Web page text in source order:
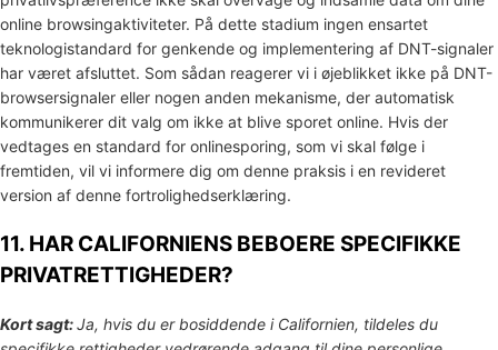
online browsingaktiviteter. På dette stadium ingen ensartet
teknologistandard for genkende og implementering af DNT-signaler
har været afsluttet. Som sådan reagerer vi i øjeblikket ikke på DNT-
browsersignaler eller nogen anden mekanisme, der automatisk
kommunikerer dit valg om ikke at blive sporet online. Hvis der
vedtages en standard for onlinesporing, som vi skal følge i
fremtiden, vil vi informere dig om denne praksis i en revideret
version af denne fortrolighedserklæring.
11. HAR CALIFORNIENS BEBOERE SPECIFIKKE
PRIVATRETTIGHEDER?
Kort sagt:Ja, hvis du er bosiddende i Californien, tildeles du